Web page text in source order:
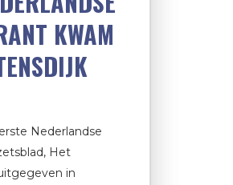
KWAM
Nederlandse
Het
in